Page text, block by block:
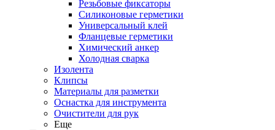
Резьбовые фиксаторы
Силиконовые герметики
Универсальный клей
Фланцевые герметики
Химический анкер
Холодная сварка
Изолента
Клипсы
Материалы для разметки
Оснастка для инструмента
Очистители для рук
Еще